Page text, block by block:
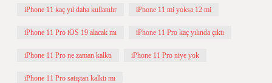
iPhone 11 kaç yıl daha kullanılır iPhone 11 mi yoksa 12 mi
iPhone 11 Pro iOS 19 alacak mı iPhone 11 Pro kaç yılında çıktı
iPhone 11 Pro ne zaman kalktı iPhone 11 Pro niye yok
iPhone 11 Pro satıştan kalktı mı